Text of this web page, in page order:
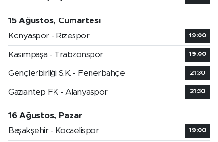
15 Ağustos, Cumartesi
Konyaspor - Rizespor
19:00
Kasımpaşa - Trabzonspor 19:00
Gençlerbirliği S.K. - Fenerbahçe 21:30
Gaziantep FK - Alanyaspor 21:30
16 Ağustos, Pazar
Başakşehir - Kocaelispor
19:00